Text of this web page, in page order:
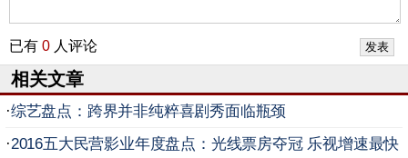
已有 0 人评论
相关文章
·综艺盘点：跨界并非纯粹喜剧秀面临瓶颈
·2016五大民营影业年度盘点：光线票房夺冠 乐视增速最快